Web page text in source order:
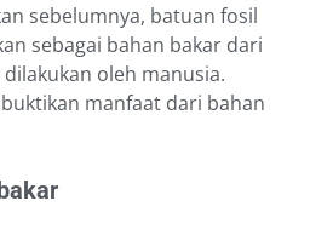
sebelumnya, batuan fosil
sebagai bahan bakar dari
oleh manusia.
manfaat dari bahan